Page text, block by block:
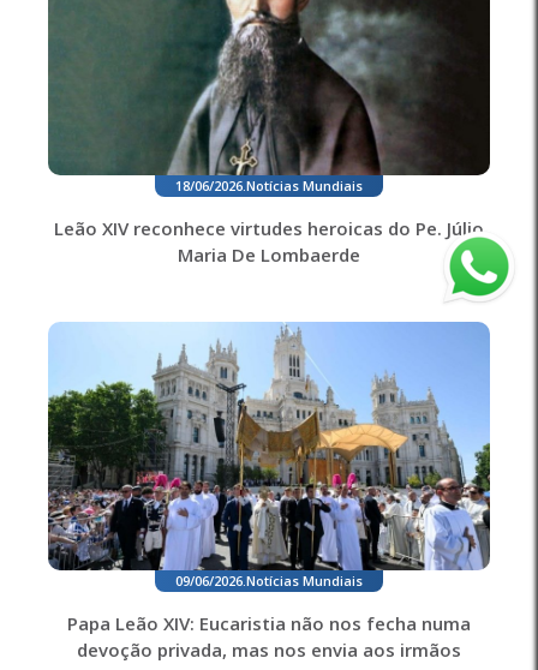
18/06/2026 Notícias Mundiais
Leão XIV reconhece virtudes heroicas do Pe. Júlio
Maria De Lombaerde
09/06/2026 Notícias Mundiais
Papa Leão XIV: Eucaristia não nos fecha numa
devoção privada, mas nos envia aos irmãos